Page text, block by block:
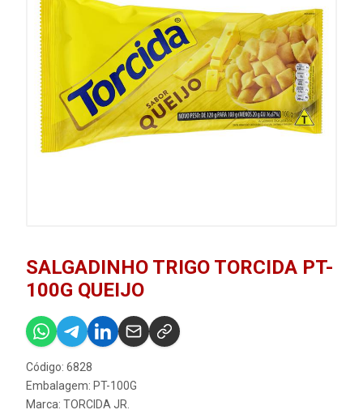
SALGADINHO TRIGO TORCIDA PT-
100G QUEIJO
Código: 6828
Embalagem: PT-100G
Marca: TORCIDA JR.